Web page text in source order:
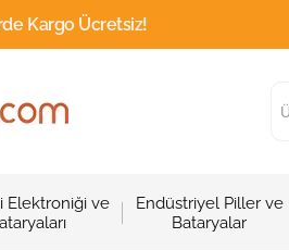
Kargo Ücretsiz!
Elektroniği ve
Endüstriyel Piller ve
Bataryalar